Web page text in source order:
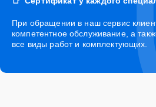
При обращении в наш сервис
компетентное обслуживание, а
все виды работ и комплектующих.